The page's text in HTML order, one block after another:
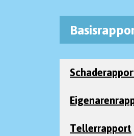
Tellerrapport